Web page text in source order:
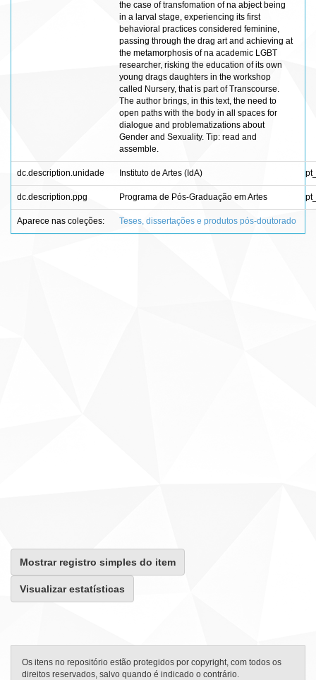
the case of transfomation of na abject being
in a larval stage, experiencing its first
behavioral practices considered feminine,
passing through the drag art and achieving at
the metamorphosis of na academic LGBT
researcher, risking the education of its own
young drags daughters in the workshop
called Nursery, that is part of Transcourse.
The author brings, in this text, the need to
open paths with the body in all spaces for
dialogue and problematizations about
Gender and Sexuality. Tip: read and
assemble.
dc.description.unidade Instituto de Artes (IdA)
dc.description.ppg Programa de Pós-Graduação em Artes
Aparece nas coleções: Teses, dissertações e produtos pós-doutorado
Mostrar registro simples do item
Visualizar estatísticas
Os itens no repositório estão protegidos por copyright, com todos os
direitos reservados, salvo quando é indicado o contrário.